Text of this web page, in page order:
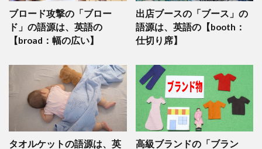
ブロード攻撃の「ブロー
ド」の語源は、英語の
【broad：幅の広い】
出店ブースの「ブース」の
語源は、英語の【booth：
仕切り席】
タオルケットの語源は、英
高級ブランドの「ブラン